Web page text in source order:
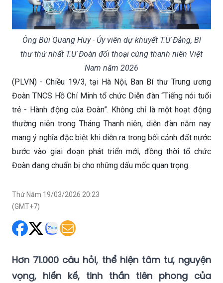
Ông Bùi Quang Huy - Ủy viên dự khuyết T.Ư Đảng, Bí
thư thứ nhất T.Ư Đoàn đối thoại cùng thanh niên Việt
Nam năm 2026
(PLVN) - Chiều 19/3, tại Hà Nội, Ban Bí thư Trung ương
Đoàn TNCS Hồ Chí Minh tổ chức Diễn đàn “Tiếng nói tuổi
trẻ - Hành động của Đoàn”. Không chỉ là một hoạt động
thường niên trong Tháng Thanh niên, diễn đàn năm nay
mang ý nghĩa đặc biệt khi diễn ra trong bối cảnh đất nước
bước vào giai đoạn phát triển mới, đồng thời tổ chức
Đoàn đang chuẩn bị cho những dấu mốc quan trọng.
Thứ Năm 19/03/2026 20:23
(GMT+7)
Hơn 71.000 câu hỏi, thể hiện tâm tư, nguyện
vọng, hiến kế, tinh thần tiên phong của